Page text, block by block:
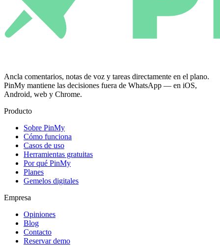
Ancla comentarios, notas de voz y tareas directamente en el plano.
PinMy mantiene las decisiones fuera de WhatsApp — en iOS,
Android, web y Chrome.
Producto
Sobre PinMy
Cómo funciona
Casos de uso
Herramientas gratuitas
Por qué PinMy
Planes
Gemelos digitales
Empresa
Opiniones
Blog
Contacto
Reservar demo